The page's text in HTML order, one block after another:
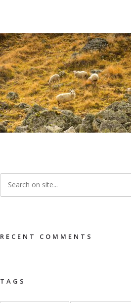
RECENT COMMENTS
TAGS